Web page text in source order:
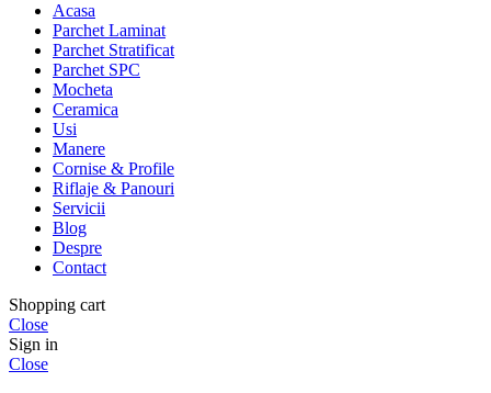
Acasa
Parchet Laminat
Parchet Stratificat
Parchet SPC
Mocheta
Ceramica
Usi
Manere
Cornise & Profile
Riflaje & Panouri
Servicii
Blog
Despre
Contact
Shopping cart
Close
Sign in
Close